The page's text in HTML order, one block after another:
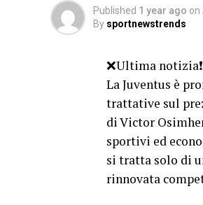
Published 1 year ago on
By sportnewstrends
❌Ultima notizia❗
La Juventus è
trattative sul
di Victor
sportivi ed
si tratta solo di
rinnovata